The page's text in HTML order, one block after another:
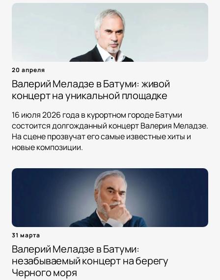
20 апреля
Валерий Меладзе в Батуми: живой
концерт на уникальной площадке
16 июля 2026 года в курортном городе Батуми
состоится долгожданный концерт Валерия Меладзе.
На сцене прозвучат его самые известные хиты и
новые композиции.
31 марта
Валерий Меладзе в Батуми:
незабываемый концерт на берегу
Черного моря